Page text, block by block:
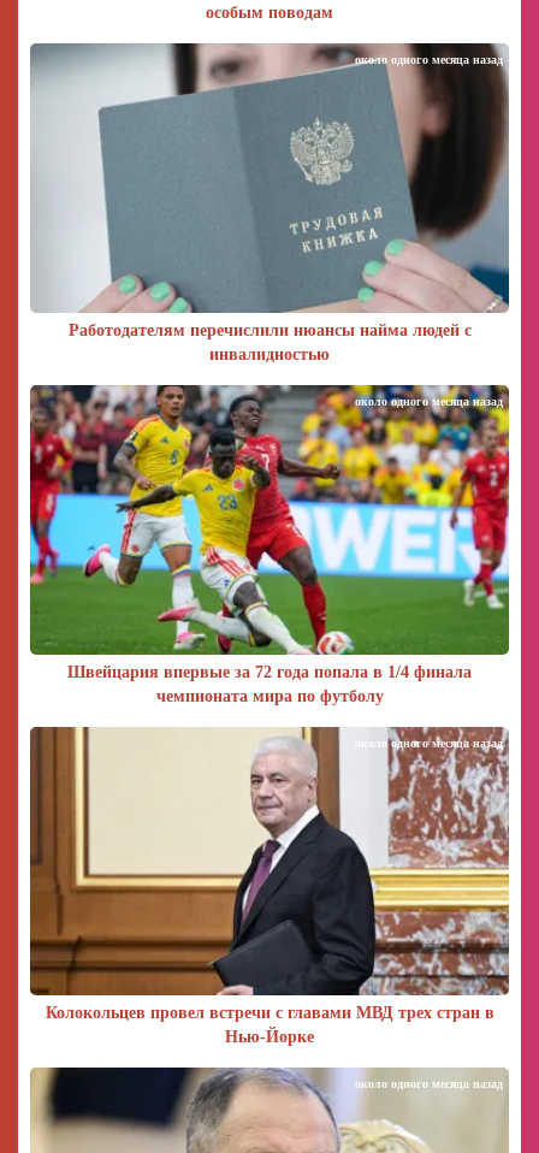
особым поводам
Работодателям перечислили нюансы найма людей с
инвалидностью
около одного месяца назад
Швейцария впервые за 72 года попала в 1/4 финала
чемпионата мира по футболу
около одного месяца назад
Колокольцев провел встречи с главами МВД трех стран в
Нью-Йорке
около одного месяца назад
около одного месяца назад